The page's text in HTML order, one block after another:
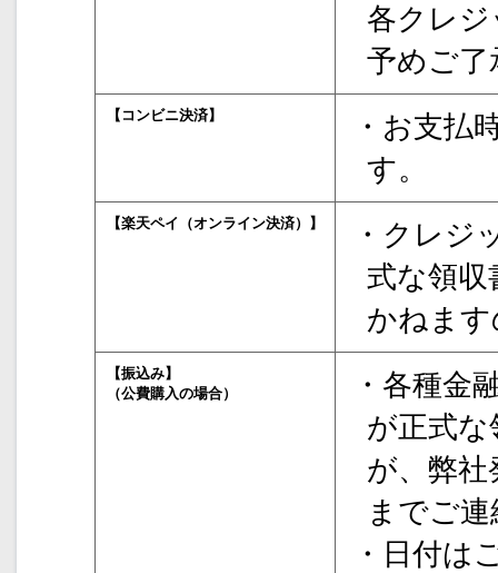
各クレ
予めご
【コンビニ決済】
・お支払
す。
【楽天ペイ（オンライン決済）】
・クレジ
式な領
かねま
【振込み】
（公費購入の場合）
・各種金
が正式
が、弊社
までご
・日付は